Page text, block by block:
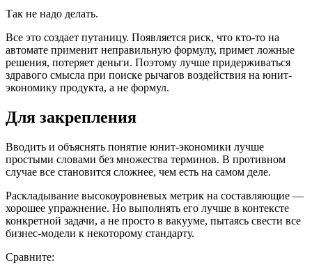
Так не надо делать.
Все это создает путаницу. Появляется риск, что кто-то на
автомате применит неправильную формулу, примет ложные
решения, потеряет деньги. Поэтому лучше придерживаться
здравого смысла при поиске рычагов воздействия на юнит-
экономику продукта, а не формул.
Для закрепления
Вводить и объяснять понятие юнит-экономики лучше
простыми словами без множества терминов. В противном
случае все становится сложнее, чем есть на самом деле.
Раскладывание высокоуровневых метрик на составляющие —
хорошее упражнение. Но выполнять его лучше в контексте
конкретной задачи, а не просто в вакууме, пытаясь свести все
бизнес-модели к некоторому стандарту.
Сравните: